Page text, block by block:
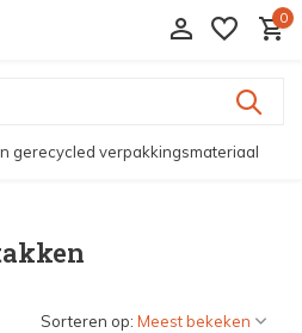
0
gerecycled verpakkingsmateriaal
Sorteren op: